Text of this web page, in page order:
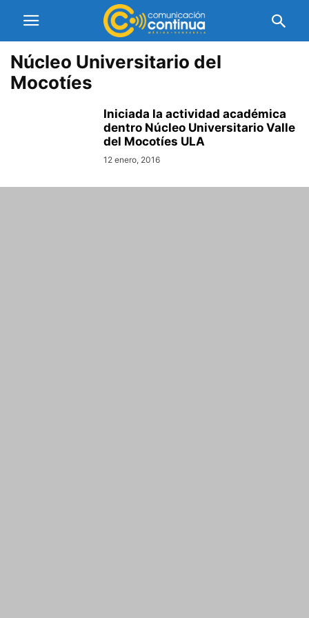
Núcleo Universitario del
Mocotíes
Iniciada la actividad académica
dentro Núcleo Universitario Valle
del Mocotíes ULA
12 enero, 2016